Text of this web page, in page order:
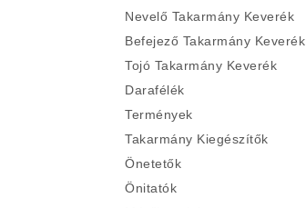
Nevelő Takarmány Keverék
Befejező Takarmány Keverék
Tojó Takarmány Keverék
Darafélék
Termények
Takarmány Kiegészítők
Önetetők
Önitatók